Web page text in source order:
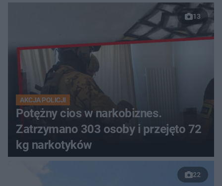
13
AKCJA POLICJI
Potężny cios w narkobiznes.
Zatrzymano 303 osoby i przejęto 72
kg narkotyków
22